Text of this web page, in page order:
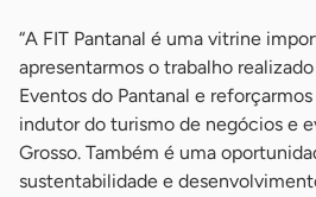
“A FIT Pantanal é uma vitrine
apresentarmos o trabalho
Eventos do Pantanal e
indutor do turismo de negócios e
Grosso. Também é uma
sustentabilidade e